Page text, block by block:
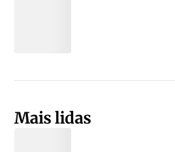
Mais lidas